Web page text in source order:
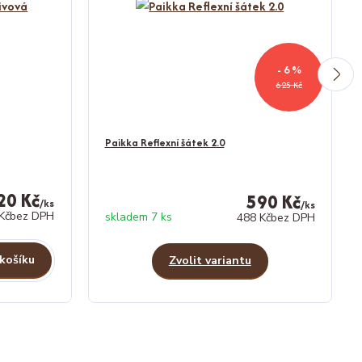
Kč/ks
bez DPH
625 Kč
- 6 %
Paikka Reflexní šátek 2.0
590 Kč/ks
488 Kčbez DPH
skladem 7 ks
Zvolit variantu